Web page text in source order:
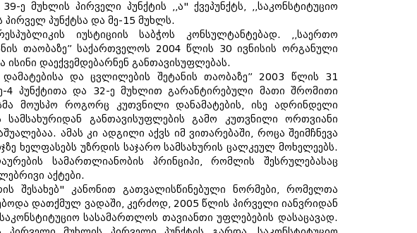
ე მუხლის პირველი პუნქტის ,,ა" ქვეპუნქტს, ,,საკონსტიტუციო
პირველ პუნქტსა და მე-15 მუხლს.
იუსტიციის საბჭოს კონსულტანტებად. ,,საერთო
თაობაზე” საქართველოს 2004 წლის 30 ივნისის ორგანული
დაექვემდებარნენ განთავისუფლებას.
და ცვლილების შეტანის თაობაზე” 2003 წლის 31
4 პუნქტითა და 32-ე მუხლით გარანტირებული მათი შრომითი
მოუსპო როგორც კუთვნილი დანამატების, ისე ადრინდელი
განთავისუფლების გამო კუთვნილი ორთვიანი
ამას კი ადგილი აქვს იმ ვითარებაში, როცა შეიმჩნევა
ხელფასებს უზრდის საჯარო სამსახურის ცალკეულ მოხელეებს.
სამართლიანობის პრინციპი, რომლის შესრულებასაც
აქტები.
შესახებ" კანონით გათვალისწინებული ნორმები, რომელთა
დათქმულ ვადაში, კერძოდ, 2005 წლის პირველი იანვრიდან
სასამართლოს თავიანთი უფლებების დასაცავად.